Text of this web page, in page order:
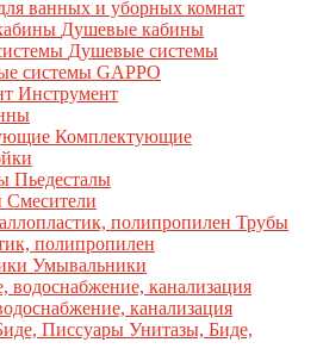
ванных и уборных комнат
Душевые кабины
Душевые системы
системы GAPPO
Инструмент
Комплектующие
Пьедесталы
Смесители
Трубы
полипропилен
Умывальники
канализация
Унитазы, Биде,